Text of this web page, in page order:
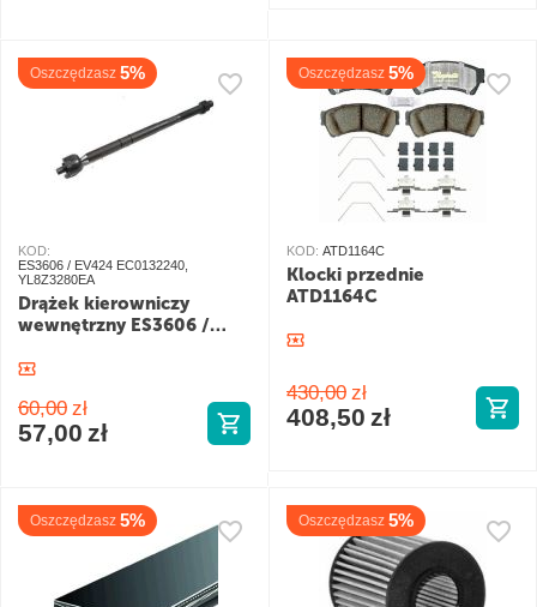
Oszczędzasz 5%
KOD:
ES3606 / EV424 EC0132240,
YL8Z3280EA
Drążek kierowniczy
wewnętrzny ES3606 /
60,00 zł
57,00 zł
Oszczędzasz 5%
KOD: ATD1164C
Klocki przednie
ATD1164C
430,00 zł
408,50 zł
Oszczędzasz 5% Oszczędzasz 5%